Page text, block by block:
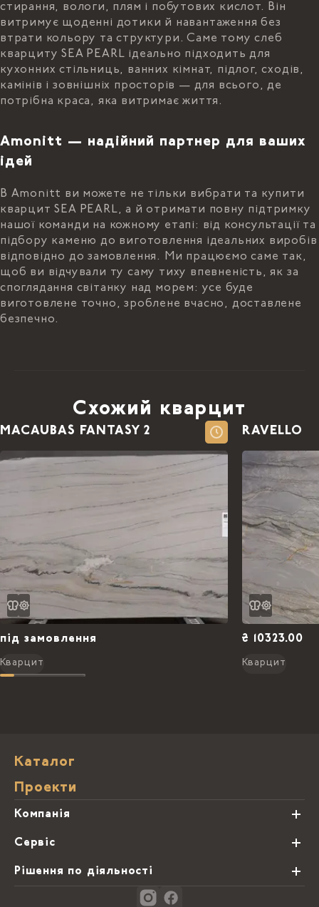
стирання, вологи, плям і побутових кислот. Він
витримує щоденні дотики й навантаження без
втрати кольору та структури. Саме тому слеб
кварциту SEA PEARL ідеально підходить для
кухонних стільниць, ванних кімнат, підлог, сходів,
камінів і зовнішніх просторів — для всього, де
потрібна краса, яка витримає життя.
Amonitt — надійний партнер для ваших
ідей
В Amonitt ви можете не тільки вибрати та купити
кварцит SEA PEARL, а й отримати повну підтримку
нашої команди на кожному етапі: від консультації та
підбору каменю до виготовлення ідеальних виробів
відповідно до замовлення. Ми працюємо саме так,
щоб ви відчували ту саму тиху впевненість, як за
споглядання світанку над морем: усе буде
виготовлене точно, зроблене вчасно, доставлене
безпечно.
Схожий кварцит
MACAUBAS FANTASY 2
під замовлення
Кварцит
RAVELLO
₴ 10323.00
Кварцит
Каталог
Проекти
Компанія
Про нас
Блог
Сервіс
Види обробки каменю
Рішення по діяльності